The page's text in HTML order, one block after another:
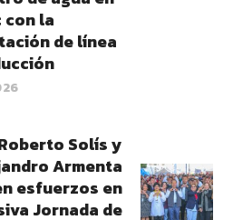
con la
de línea
Solís y
Armenta
esfuerzos en
Jornada de